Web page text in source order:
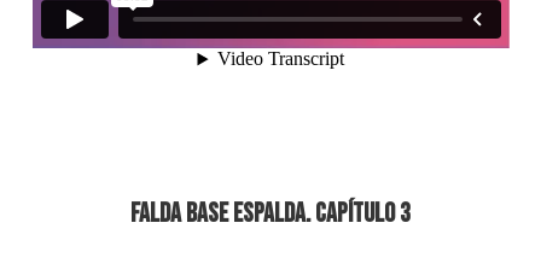
Falda Base Espalda. Capítulo 3